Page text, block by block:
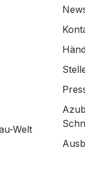
Welt